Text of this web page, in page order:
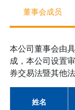
董事会成员
本公司董事会由
成，本公司设置
券交易法暨其他
姓名